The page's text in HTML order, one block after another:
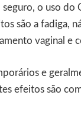
o uso do
são a fadiga,
vaginal e
e
efeitos são